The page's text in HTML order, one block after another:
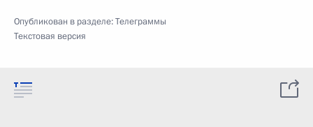
Опубликован в разделе:Телеграммы
Текстовая версия